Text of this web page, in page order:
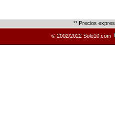
** Precios
© 2002/2022 Solo10.com